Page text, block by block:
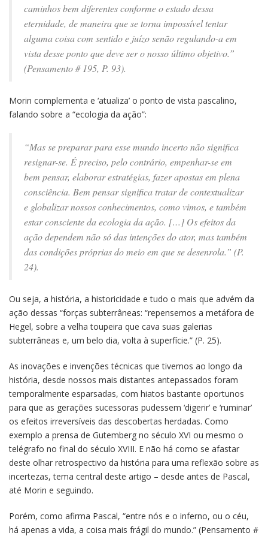
caminhos bem diferentes conforme o estado dessa
eternidade, de maneira que se torna impossível tentar
alguma coisa com sentido e juízo senão regulando-a em
vista desse ponto que deve ser o nosso último objetivo.”
(Pensamento # 195, P. 93).
Morin complementa e ‘atualiza’ o ponto de vista pascalino,
falando sobre a “ecologia da ação”:
“Mas se preparar para esse mundo incerto não significa
resignar-se. É preciso, pelo contrário, empenhar-se em
bem pensar, elaborar estratégias, fazer apostas em plena
consciência. Bem pensar significa tratar de contextualizar
e globalizar nossos conhecimentos, como vimos, e também
estar consciente da ecologia da ação. […] Os efeitos da
ação dependem não só das intenções do ator, mas também
das condições próprias do meio em que se desenrola.” (P.
24).
Ou seja, a história, a historicidade e tudo o mais que advém da
ação dessas “forças subterrâneas: “repensemos a metáfora de
Hegel, sobre a velha toupeira que cava suas galerias
subterrâneas e, um belo dia, volta à superfície.” (P. 25).
As inovações e invenções técnicas que tivemos ao longo da
história, desde nossos mais distantes antepassados foram
temporalmente esparsadas, com hiatos bastante oportunos
para que as gerações sucessoras pudessem ‘digerir’ e ‘ruminar’
os efeitos irreversíveis das descobertas herdadas. Como
exemplo a prensa de Gutemberg no século XVI ou mesmo o
telégrafo no final do século XVIII. E não há como se afastar
deste olhar retrospectivo da história para uma reflexão sobre as
incertezas, tema central deste artigo – desde antes de Pascal,
até Morin e seguindo.
Porém, como afirma Pascal, “entre nós e o inferno, ou o céu,
há apenas a vida, a coisa mais frágil do mundo.” (Pensamento #